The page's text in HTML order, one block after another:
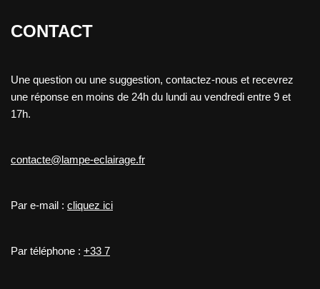
CONTACT
Une question ou une suggestion, contactez-nous et recevrez
une réponse en moins de 24h du lundi au vendredi entre 9 et
17h.
contacte@lampe-eclairage.fr
Par e-mail : cliquez ici
Par téléphone : +33 7